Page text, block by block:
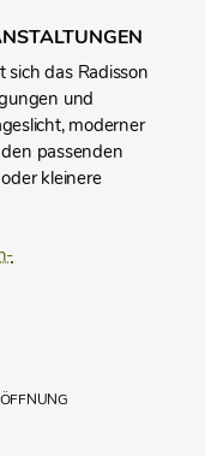
sich das Radisson
und
moderner
passenden
kleinere